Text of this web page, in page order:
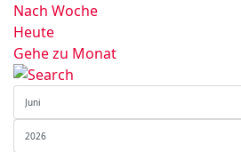
Nach Woche
Heute
Gehe zu Monat